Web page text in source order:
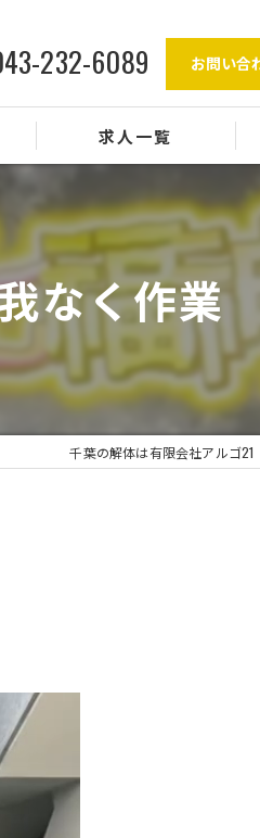
232-6089 お問い合
求人一覧
なく作業
千葉の解体は有限会社アルゴ21